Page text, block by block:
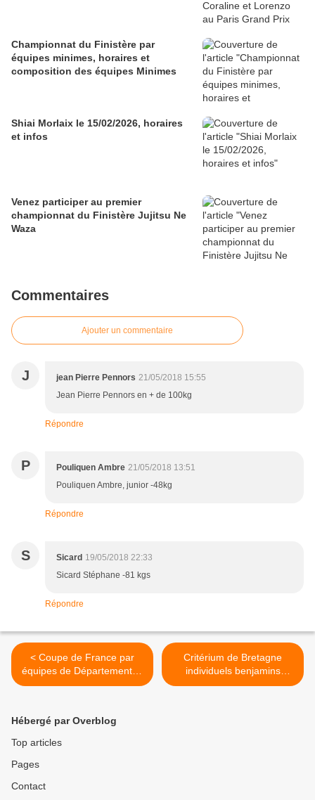
Championnat du Finistère par
équipes minimes, horaires et
composition des équipes Minimes
Shiai Morlaix le 15/02/2026, horaires
et infos
Venez participer au premier
championnat du Finistère Jujitsu Ne
Waza
Commentaires
Ajouter un commentaire
J jean Pierre Pennors 21/05/2018 15:55
Jean Pierre Pennors en + de 100kg
Répondre
P Pouliquen Ambre 21/05/2018 13:51
Pouliquen Ambre, junior -48kg
Répondre
S Sicard 19/05/2018 22:33
Sicard Stéphane -81 kgs
Répondre
< Coupe de France par
équipes de Départements :
5 Kumosiens titulaires dans
Critérium de Bretagne
individuels benjamins
masculins et féminins et
Hébergé par Overblog
Top articles
Pages
Contact